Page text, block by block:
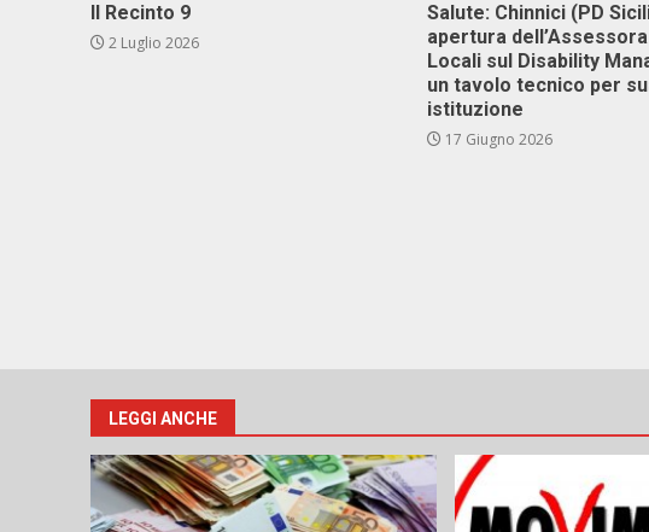
Il Recinto 9
2 Luglio 2026
Salute: Chinnici (PD
apertura
Locali sul Disability
un tavolo tecnico per
istituzione
17 Giugno 2026
LEGGI ANCHE